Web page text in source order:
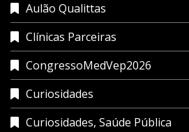
Aulão Qualittas
Clínicas Parceiras
CongressoMedVep2026
Curiosidades
Curiosidades, Saúde Pública